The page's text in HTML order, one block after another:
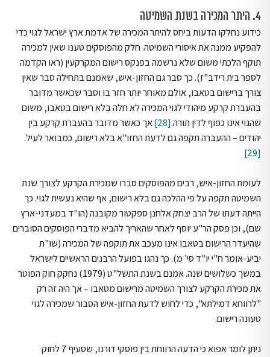
4. היתר המכירה בשנת השמיטה
כידוע נחלקו הדעות ביחס להיתר המכירה של אדמת ארץ ישראל לגוי כדי
להפקיע ממנה את איסורי השמיטה. חלק מהפוסקים טענו שאין למכירה
תוקף הלכתי משום שלא נרשמה בפנקס רישום המקרקעין (ראו הקדמה
לספר בית רידב"ז). כך סבר גם החזון-איש, שאמנם בתחילה סבר שאין
צורך ברישום בטאבו, אולם מאוחר יותר חזר בו וסבר שכאשר מדובר
בהעברת קרקע מיהודי לגוי המכירה לא חלה בלא רישום בטאבו, משום
שהגוי אינו כפוף לדין תורה.[28]
אך כאשר מדובר בהעברת קרקע בין
יהודים – ההעברה תקפה גם לדעת החזו"א בלא רישום, כמבואר לעיל.
[29]
לעומת החזון-איש, רבים מהפוסקים סברו שמכירת הקרקע לצורך שנת
השמיטה תקפה על פי ההלכה גם בלא רישום, אף שהיא נעשית לגוי. כך
הייתה דעתו של הרב יצחק אלחנן ספקטור מקובנה (הו"ד במעדני-ארץ
שם), וכן פסק הר"ע יוסף לאחר שהאריך להביא מדברי הפוסקים הסוברים
שהיעדר הרישום בטאבו אינו מעכב את תוקפה של המכירה (שו"ת
יביע-אומר ח"י יו"ד סי' מ). כך נהגו בפועל הרבנים הראשיים לישראל
במשך כשלושים שנה. אמנם בשנת התשל"ט (1979) נחקק חוק הפוטר
את מכירת הקרקע לצורך השמיטה מרישום מטאבו – אך היה זה רק
"לרווחא דמילתא", כדי לחוש לדעת החזון-איש הסבור שמכירה לגוי
טעונה רישום.
ניתן לומר אפוא כי הדעה הרווחת בין פוסקי דורנו, שסעיף 7 לחוק